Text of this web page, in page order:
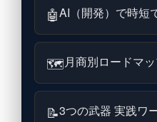
🤖AI（開発）で時短
🗺月商別ロードマ
📝3つの武器 実践ワ